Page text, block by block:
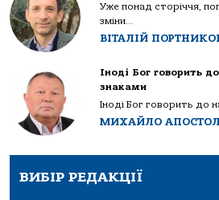
Уже понад сторіччя,
зміни...
ВІТАЛІЙ
Іноді Бог говорить
знаками
Іноді Бог говорить до
МИХАЙЛО АПОСТОЛ
ВИБІР РЕДАКЦІЇ